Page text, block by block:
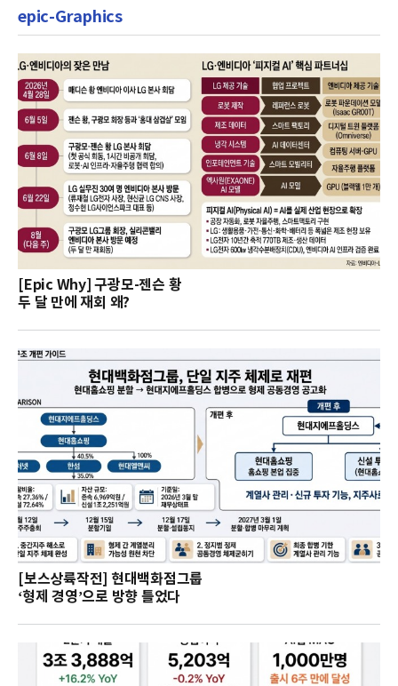
epic-Graphics
[Epic Why] 구광모-젠슨 황
두 달 만에 재회 왜?
[보스상륙작전] 현대백화점그룹
‘형제 경영’으로 방향 틀었다